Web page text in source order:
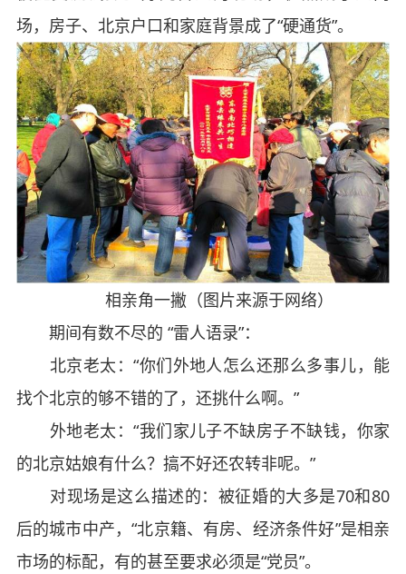
场，房子、北京户口和家庭背景成了“硬通货”。
相亲角一撇（图片来源于网络）
期间有数不尽的 “雷人语录”：
北京老太：“你们外地人怎么还那么多事儿，能
找个北京的够不错的了，还挑什么啊。”
外地老太：“我们家儿子不缺房子不缺钱，你家
的北京姑娘有什么？搞不好还农转非呢。”
对现场是这么描述的：被征婚的大多是70和80
后的城市中产，“北京籍、有房、经济条件好”是相亲
市场的标配，有的甚至要求必须是“党员”。